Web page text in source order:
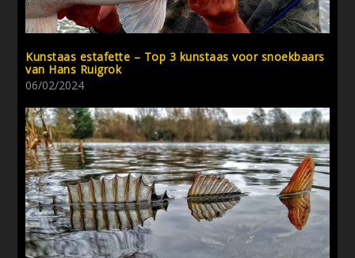
Kunstaas estafette – Top 3 kunstaas voor snoekbaars
van Hans Ruigrok
06/02/2024